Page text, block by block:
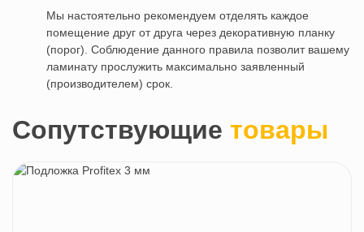
Мы настоятельно рекомендуем отделять каждое
помещение друг от друга через декоративную планку
(порог). Соблюдение данного правила позволит вашему
ламинату прослужить максимально заявленный
(производителем) срок.
Сопутствующие товары